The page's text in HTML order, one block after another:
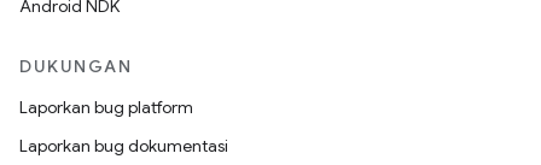
Android NDK
DUKUNGAN
Laporkan bug platform
Laporkan bug dokumentasi